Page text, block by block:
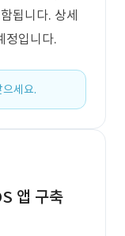
됩니다. 상세
정입니다.
세요.
앱 구축